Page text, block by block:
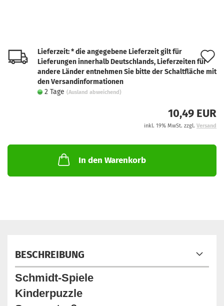
Lieferzeit: * die angegebene Lieferzeit gilt für
Lieferungen innerhalb Deutschlands, Lieferzeiten für
andere Länder entnehmen Sie bitte der Schaltfläche mit
den Versandinformationen
2 Tage (Ausland abweichend)
10,49 EUR
inkl. 19% MwSt. zzgl. Versand
In den Warenkorb
BESCHREIBUNG
Schmidt-Spiele
Kinderpuzzle